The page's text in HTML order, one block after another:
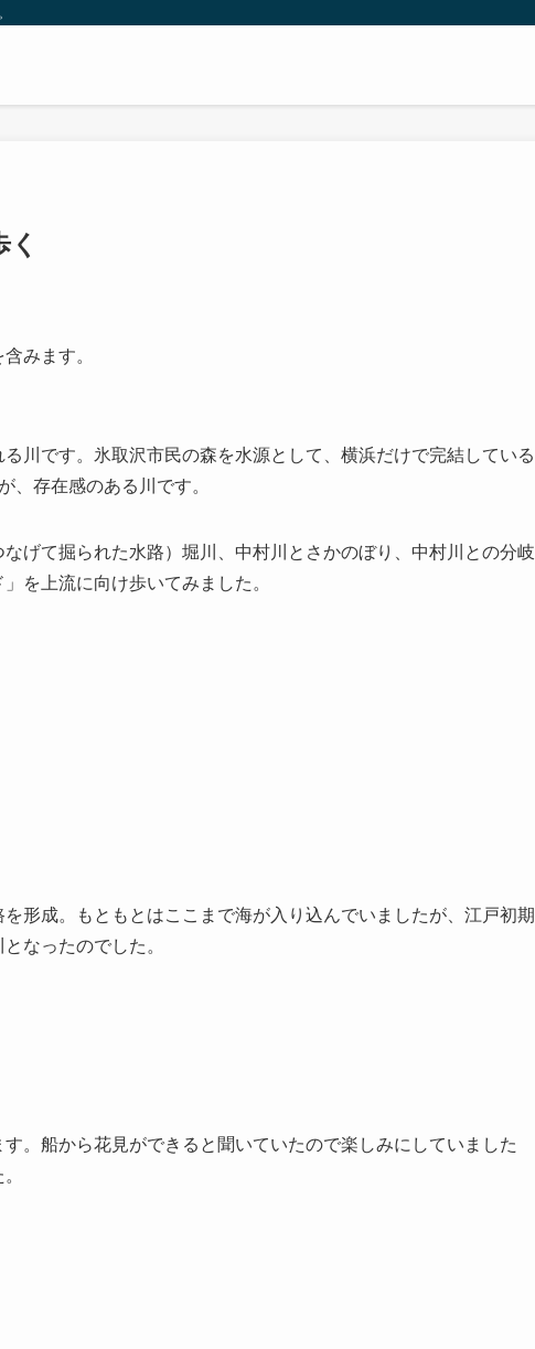
みます。
川です。氷取沢市民の森を水源として、横浜だけで完結している
、存在感のある川です。
げて掘られた水路）堀川、中村川とさかのぼり、中村川との分岐
を上流に向け歩いてみました。
形成。もともとはここまで海が入り込んでいましたが、江戸初期
なったのでした。
。船から花見ができると聞いていたので楽しみにしていました